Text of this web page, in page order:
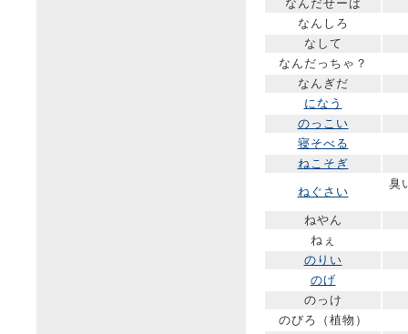
なんだせーば
なんしろ
なして
なんだっちゃ？
なんぎだ
になう
のっこい
寝そべる
ねこそぎ
ねぐさい
臭
ねやん
ねぇ
のりい
のげ
のっけ
のびろ（植物）